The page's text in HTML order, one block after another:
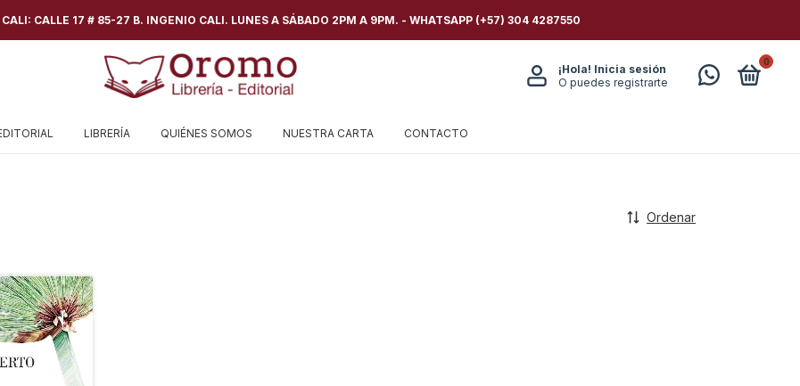
CALI: CALLE 17 # 85-27 B. INGENIO CALI. LUNES A SÁBADO 2PM A 9PM. - WHATSAPP (+57) 304 4287550
¡Hola! Inicia sesión
O puedes registrarte
0
LIBRERÍA QUIÉNES SOMOS NUESTRA CARTA CONTACTO
Ordenar